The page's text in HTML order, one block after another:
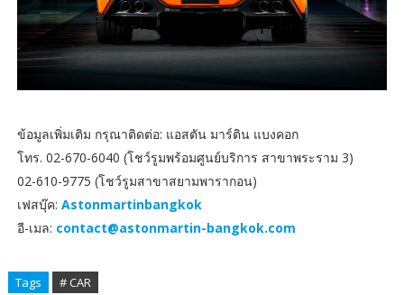
ข้อมูลเพิ่มเติม กรุณาติดต่อ: แอสตัน มาร์ติน แบงคอก
โทร. 02-670-6040 (โชว์รูมพร้อมศูนย์บริการ สาขาพระราม 3)
02-610-9775 (โชว์รูมสาขาสยามพารากอน)
เฟสบุ๊ค: Astonmartinbangkok
อี-เมล: contact@astonmartin-bangkok.com
Tags # CAR